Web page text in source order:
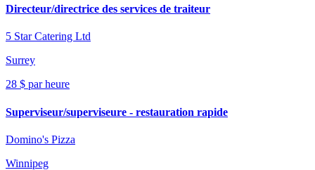
Directeur/directrice des services de traiteur
5 Star Catering Ltd
Surrey
28 $ par heure
Superviseur/superviseure - restauration rapide
Domino's Pizza
Winnipeg